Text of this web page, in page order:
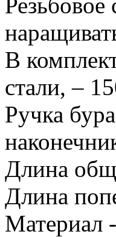
В
стали, –
Ручка
Длина
Длина
Материал